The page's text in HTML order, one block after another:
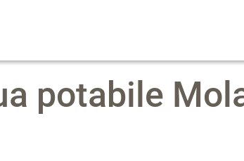
potabile